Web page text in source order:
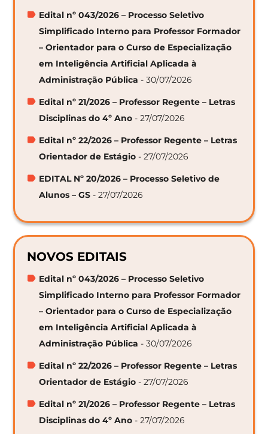
Edital nº 043/2026 – Processo Seletivo
Simplificado Interno para Professor Formador
– Orientador para o Curso de Especialização
em Inteligência Artificial Aplicada à
Administração Pública - 30/07/2026
Edital nº 21/2026 – Professor Regente – Letras
Disciplinas do 4º Ano - 27/07/2026
Edital nº 22/2026 – Professor Regente – Letras
Orientador de Estágio - 27/07/2026
EDITAL Nº 20/2026 – Processo Seletivo de
Alunos – GS - 27/07/2026
NOVOS EDITAIS
Edital nº 043/2026 – Processo Seletivo
Simplificado Interno para Professor Formador
– Orientador para o Curso de Especialização
em Inteligência Artificial Aplicada à
Administração Pública - 30/07/2026
Edital nº 22/2026 – Professor Regente – Letras
Orientador de Estágio - 27/07/2026
Edital nº 21/2026 – Professor Regente – Letras
Disciplinas do 4º Ano - 27/07/2026